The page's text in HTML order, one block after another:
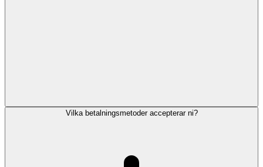
Vilka betalningsmetoder accepterar ni?